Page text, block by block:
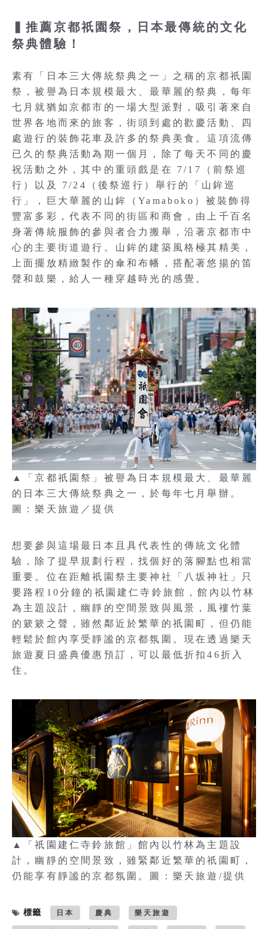
▍推薦京都祇園祭，日本最傳統的文化
祭典體驗！
素有「日本三大傳統祭典之一」之稱的京都祇園
祭，被譽為日本規模最大、最華麗的祭典，每年
七月就猶如京都市的一場大型派對，吸引著來自
世界各地而來的旅客，街頭到處的歡慶活動、四
處遊行的裝飾花車及許多的祭典美食。這項流傳
已久的祭典活動為期一個月，除了每天不同的慶
祝活動之外，其中的重頭戲是在 7/17（前祭巡
行）以及 7/24（後祭巡行）舉行的「山鉾巡
行」，巨大華麗的山鉾（Yamaboko）被裝飾得
豐富多彩，代表不同的街區和商會，由上千百名
身著傳統服飾的參與者合力搬舉，沿著京都市中
心的主要街道遊行。山鉾的建築風格極其精美，
上面擺放精緻製作的傘和布幡，搭配著悠揚的笛
聲和鼓樂，給人一種穿越時光的感覺。
▲「京都祇園祭」被譽為日本規模最大、最華麗
的日本三大傳統祭典之一，於每年七月舉辦。
圖：樂天旅遊／提供
想要參與這場最日本且具代表性的傳統文化體
驗，除了提早規劃行程，找個好的落腳點也相當
重要。位在距離祇園祭主要神社「八坂神社」只
要路程10分鐘的祇園建仁寺鈴旅館，館內以竹林
為主題設計，幽靜的空間景致與風景，風褸竹葉
的簌簌之聲，雖然鄰近於繁華的祇園町，但仍能
輕鬆於館內享受靜謐的京都氛圍。現在透過樂天
旅遊夏日盛典優惠預訂，可以最低折扣46折入
住。
▲「祇園建仁寺鈴旅館」館內以竹林為主題設
計，幽靜的空間景致，雖緊鄰近繁華的祇園町，
仍能享有靜謐的京都氛圍。圖：樂天旅遊/提供
標籤 日本 慶典 樂天旅遊